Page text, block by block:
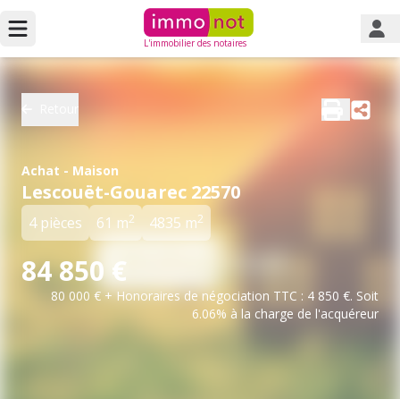
L'immobilier des notaires
Achat - Maison
Lescouët-Gouarec 22570
4 pièces 61 m2 4835 m2
84 850 €
80 000 € + Honoraires de négociation TTC : 4 850 €. Soit
6.06% à la charge de l'acquéreur